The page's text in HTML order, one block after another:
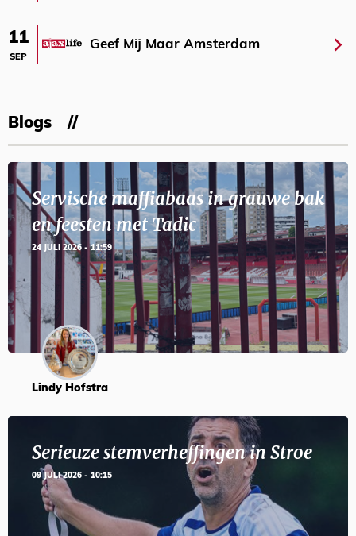
11
SEP
Geef Mij Maar Amsterdam
Blogs
Servische maffiabaas in grauwe bak
en feesten met Tadic
24 JULI 2026 - 11:59
Lindy Hofstra
Serieuze stemverheffingen in Stroe
09 JULI 2026 - 10:15